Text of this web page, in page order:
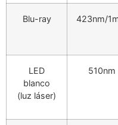
Blu-ray 423nm/
LED
blanco
(luz láser)
510nm